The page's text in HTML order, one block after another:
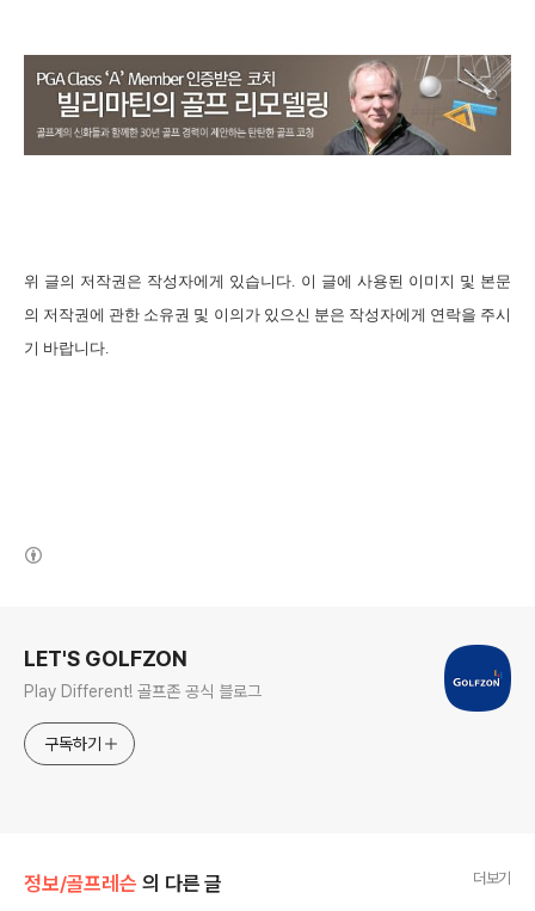
위 글의 저작권은 작성자에게 있습니다. 이 글에 사용된 이미지 및 본문
의 저작권에 관한 소유권 및 이의가 있으신 분은 작성자에게 연락을 주시
기 바랍니다.
LET'S GOLFZON
Play Different! 골프존 공식 블로그
구독하기
정보/골프레슨 의 다른 글 더보기